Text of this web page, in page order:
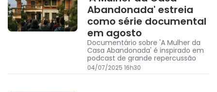
Abandonada' estreia
como série documental
em agosto
Documentário sobre 'A Mulher da
Casa Abandonada' é inspirado em
podcast de grande repercussão
04/07/2025 16h30